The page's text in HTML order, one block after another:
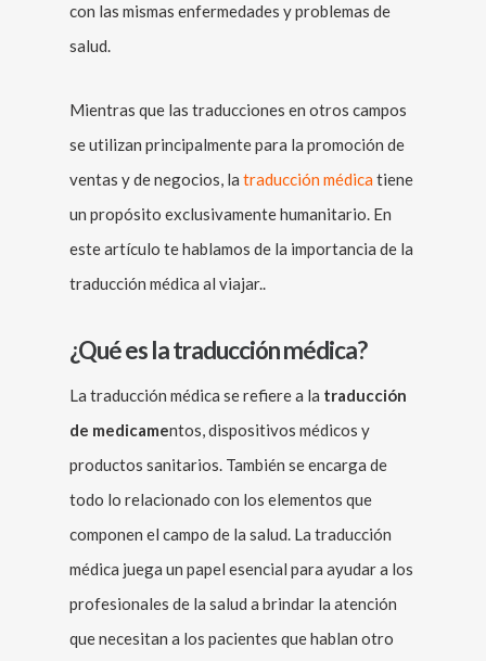
con las mismas enfermedades y problemas de
salud.
Mientras que las traducciones en otros campos
se utilizan principalmente para la promoción de
ventas y de negocios, la traducción médicatiene
un propósito exclusivamente humanitario. En
este artículo te hablamos de la importancia de la
traducción médica al viajar..
¿Qué es la traducción médica?
La traducción médica se refiere a la traducción
de medicamentos, dispositivos médicos y
productos sanitarios. También se encarga de
todo lo relacionado con los elementos que
componen el campo de la salud. La traducción
médica juega un papel esencial para ayudar a los
profesionales de la salud a brindar la atención
que necesitan a los pacientes que hablan otro